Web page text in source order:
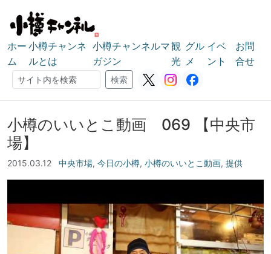
ホー
ム
小樽チャンネ
ルとは
小樽チャンネルマ
ガジン
観
光
グル
メ
イベ
ント
お問
合せ
検索
検索
小樽のいいとこ動画 069 【中央市
場】
2015.03.12 中央市場, 今日の小樽, 小樽のいいとこ動画, 提供